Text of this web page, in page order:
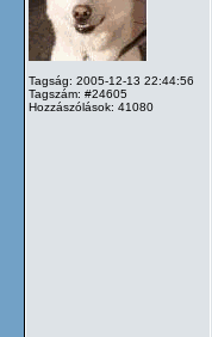
Tagság: 2005-12-13 22:44:56
Tagszám: #24605
Hozzászólások: 41080